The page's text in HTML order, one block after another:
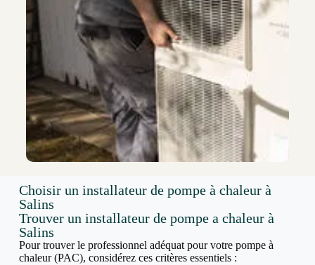
Choisir un installateur de pompe à chaleur à
Salins
Trouver un installateur de pompe a chaleur à
Salins
Pour trouver le professionnel adéquat pour votre pompe à
chaleur (PAC), considérez ces critères essentiels :